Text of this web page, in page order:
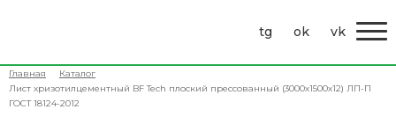
tg ok vk
Главная
Каталог
Лист хризотилцементный BF Tech плоский прессованный (3000х1500х12) ЛП-П
ГОСТ 18124-2012